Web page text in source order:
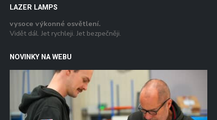
LAZER LAMPS
vysoce výkonné osvětlení.
Vidět dál. Jet rychleji. Jet bezpečněji.
NOVINKY NA WEBU